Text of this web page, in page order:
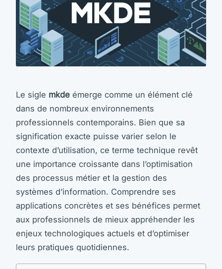
Le sigle mkde émerge comme un élément clé
dans de nombreux environnements
professionnels contemporains. Bien que sa
signification exacte puisse varier selon le
contexte d’utilisation, ce terme technique revêt
une importance croissante dans l’optimisation
des processus métier et la gestion des
systèmes d’information. Comprendre ses
applications concrètes et ses bénéfices permet
aux professionnels de mieux appréhender les
enjeux technologiques actuels et d’optimiser
leurs pratiques quotidiennes.